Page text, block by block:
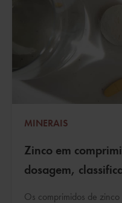
MINERAIS
Zinco em
dosagem,
Os comprimidos de